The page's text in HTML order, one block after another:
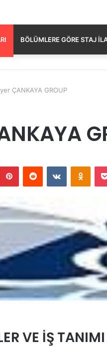
BÖLÜMLERE GÖRE STAJ
ÇANKAYA GROUP
VE İŞ TANIMI